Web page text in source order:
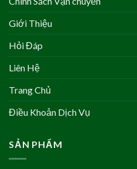
Giới Thiệu
Hỏi Đáp
Liên Hệ
Trang Chủ
Điều Khoản Dịch Vụ
SẢN PHẨM